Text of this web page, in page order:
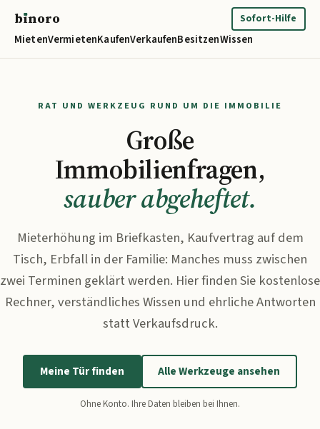
bınoro
MietenVermietenKaufenVerkaufenBesitzenWissen
Sofort-Hilfe
RAT UND WERKZEUG RUND UM DIE IMMOBILIE
Große
Immobilienfragen,
sauber abgeheftet.
Mieterhöhung im Briefkasten, Kaufvertrag auf dem
Tisch, Erbfall in der Familie: Manches muss zwischen
zwei Terminen geklärt werden. Hier finden Sie kostenlose
Rechner, verständliches Wissen und ehrliche Antworten
statt Verkaufsdruck.
Meine Tür finden Alle Werkzeuge ansehen
Ohne Konto. Ihre Daten bleiben bei Ihnen.